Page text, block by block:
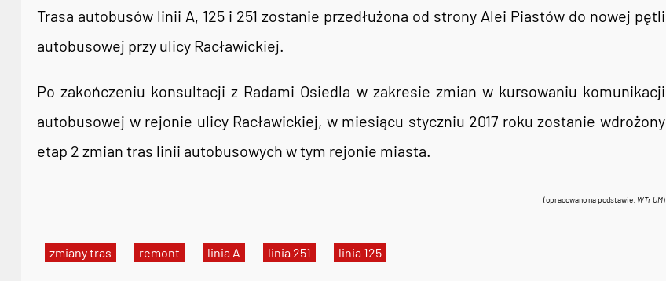
zmiany tras remont linia A linia 251 linia 125
Trasa autobusów linii A, 125 i 251 zostanie przedłużona od strony Alei Piastów do nowej pętli
autobusowej przy ulicy Racławickiej.
Po zakończeniu konsultacji z Radami Osiedla w zakresie zmian w kursowaniu komunikacji
autobusowej w rejonie ulicy Racławickiej, w miesiącu styczniu 2017 roku zostanie wdrożony
etap 2 zmian tras linii autobusowych w tym rejonie miasta.
(opracowano na podstawie: WTr UM)